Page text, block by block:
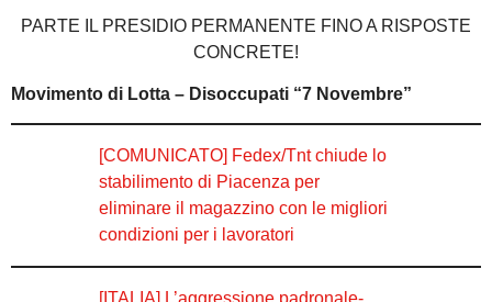
PARTE IL PRESIDIO PERMANENTE FINO A RISPOSTE
CONCRETE!
Movimento di Lotta – Disoccupati “7 Novembre”
[COMUNICATO] Fedex/Tnt chiude lo
stabilimento di Piacenza per
eliminare il magazzino con le migliori
condizioni per i lavoratori